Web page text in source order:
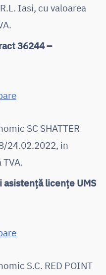
Iasi, cu valoarea
36244 –
SC SHATTER
24.02.2022, in
licențe UMS
S.C. RED POINT